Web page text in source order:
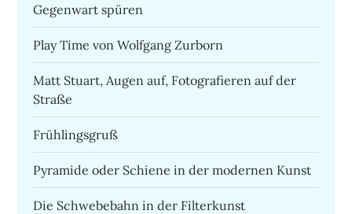
Gegenwart spüren
Play Time von Wolfgang Zurborn
Matt Stuart, Augen auf, Fotografieren auf der
Straße
Frühlingsgruß
Pyramide oder Schiene in der modernen Kunst
Die Schwebebahn in der Filterkunst